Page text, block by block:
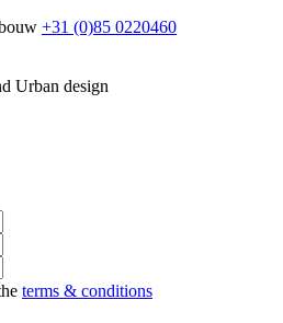
+31 (0)85 0220460
Urban design
terms & conditions